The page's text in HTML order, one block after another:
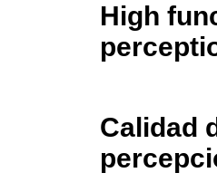
High
Calidad